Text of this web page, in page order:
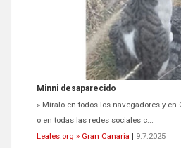
o en todas las redes sociales c...
Leales.org » Gran Canaria | 9.7.2025
Siami Perdida